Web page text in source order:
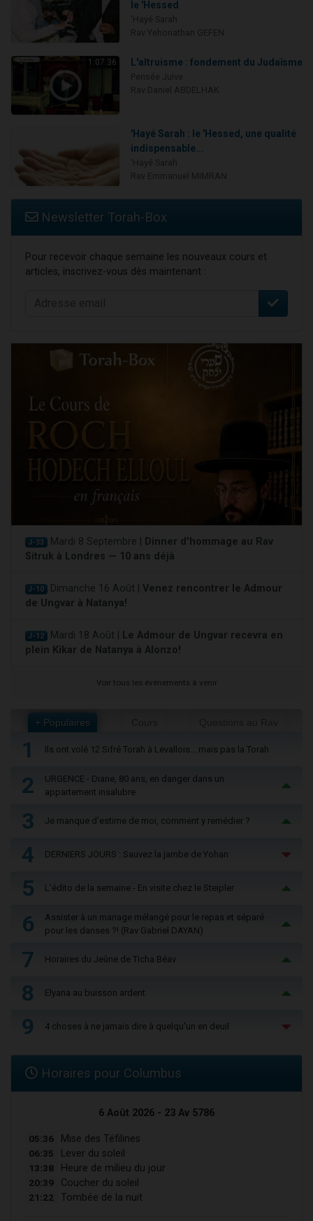
le 'Hessed
1:07:36 L'altruisme : fondement du Judaïsme
'Hayé Sarah : le 'Hessed, une qualité
indispensable...
Newsletter Torah-Box
Pour recevoir chaque semaine les nouveaux cours et
articles, inscrivez-vous dès maintenant :
J-33 Mardi 8 Septembre |
Dinner d'hommage au Rav
Sitruk à Londres — 10 ans déjà
J-10 Dimanche 16 Août | Venez rencontrer le Admour
de Ungvar à Natanya!
J-12 Mardi 18 Août |
Le Admour de Ungvar recevra en
plein Kikar de Natanya à Alonzo!
Voir tous les événements à venir
+ Populaires
1 Ils ont volé 12 Sifré Torah à Levallois… mais pas la Torah
2
URGENCE - Diane, 80 ans, en danger dans un
appartement insalubre
3 Je manque d'estime de moi, comment y remédier ?
4 DERNIERS JOURS : Sauvez la jambe de Yohan
5 L'édito de la semaine - En visite chez le Steipler
6
Assister à un mariage mélangé pour le repas et séparé
pour les danses ?! (Rav Gabriel DAYAN)
7 Horaires du Jeûne de Ticha Béav
8 Elyana au buisson ardent
9 4 choses à ne jamais dire à quelqu'un en deuil
Horaires pour Columbus
6 Août 2026 - 23 Av 5786
05:36 Mise des Téfilines
06:35 Lever du soleil
13:38 Heure de milieu du jour
20:39 Coucher du soleil
21:22 Tombée de la nuit